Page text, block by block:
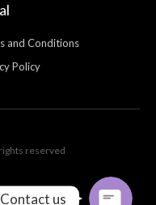
and Conditions
Policy
reserved
Contact us